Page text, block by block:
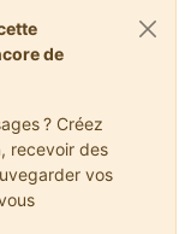
de
? Créez
recevoir des
vos